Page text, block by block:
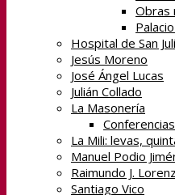
Obras
Hospital de San
Jesús Moreno
José Ángel Lucas
Julián Collado
La Masonería
Conferencias
La Mili: levas,
Manuel Podio
Raimundo J.
Santiago Vico